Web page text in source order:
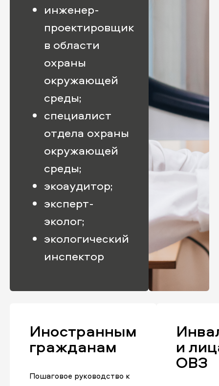
инженер-
проектировщик
в области
охраны
окружающей
среды;
специалист
отдела охраны
окружающей
среды;
экоаудитор;
эксперт-
эколог;
экологический
инспектор
Иностранным
гражданам
Пошаговое руководство к
и
ОВЗ